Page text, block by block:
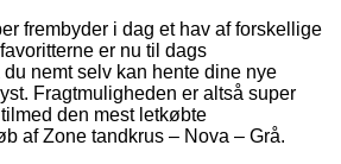
frembyder i dag et hav af forskellige
er nu til dags
nemt selv kan hente dine nye
Fragtmuligheden er altså super
den mest letkøbte
af Zone tandkrus – Nova – Grå.